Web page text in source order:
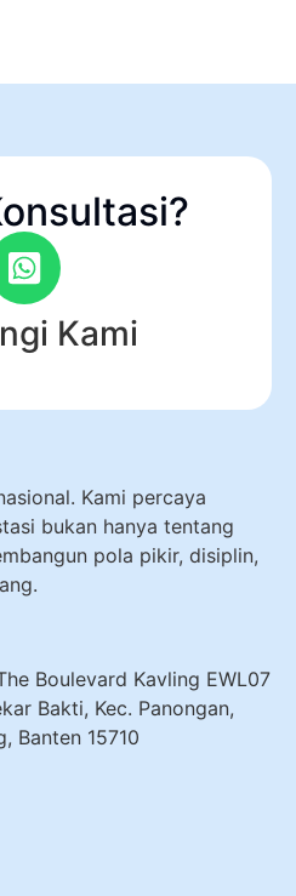
Kami
Kami percaya
bukan hanya tentang
pola pikir, disiplin,
Boulevard Kavling EWL07
Bakti, Kec. Panongan,
Banten 15710